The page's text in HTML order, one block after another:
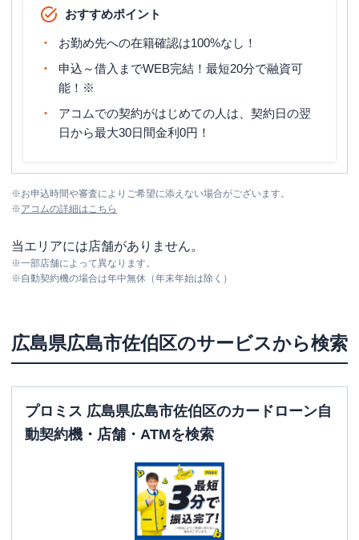
おすすめポイント
お勤め先への在籍確認は100%なし！
申込～借入までWEB完結！最短20分で融資可
能！※
アコムでの契約がはじめての人は、契約日の翌
日から最大30日間金利0円！
※お申込時間や審査によりご希望に添えない場合がございます。
※アコムの詳細はこちら
当エリアには店舗がありません。
※一部店舗によって異なります。
※自動契約機の場合は年中無休（年末年始は除く）
広島県広島市佐伯区のサービスから検索
プロミス 広島県広島市佐伯区のカードローン自
動契約機・店舗・ATMを検索